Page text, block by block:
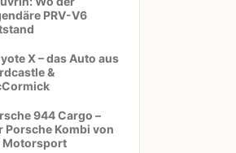
PRV-V6
X – das Auto aus
&
944 Cargo –
Porsche Kombi von
Motorsport